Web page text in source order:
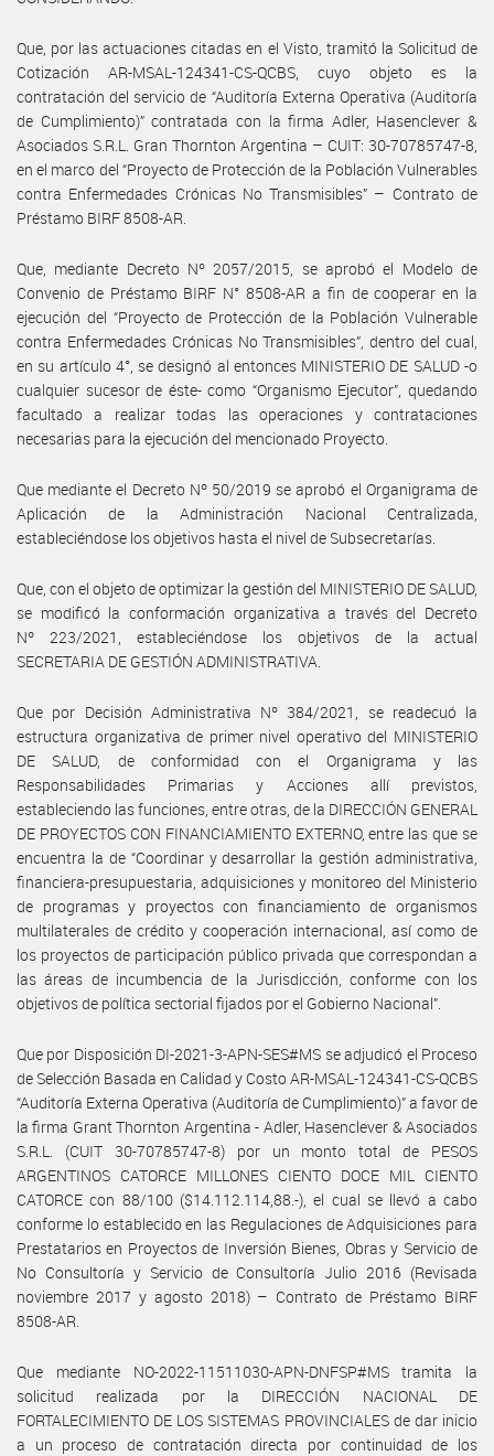
Que, por las actuaciones citadas en el Visto, tramitó la Solicitud de
Cotización AR-MSAL-124341-CS-QCBS, cuyo objeto es la
contratación del servicio de “Auditoría Externa Operativa (Auditoría
de Cumplimiento)” contratada con la firma Adler, Hasenclever &
Asociados S.R.L. Gran Thornton Argentina – CUIT: 30-70785747-8,
en el marco del “Proyecto de Protección de la Población Vulnerables
contra Enfermedades Crónicas No Transmisibles” – Contrato de
Préstamo BIRF 8508-AR.
Que, mediante Decreto Nº 2057/2015, se aprobó el Modelo de
Convenio de Préstamo BIRF N° 8508-AR a fin de cooperar en la
ejecución del “Proyecto de Protección de la Población Vulnerable
contra Enfermedades Crónicas No Transmisibles”, dentro del cual,
en su artículo 4°, se designó al entonces MINISTERIO DE SALUD -o
cualquier sucesor de éste- como “Organismo Ejecutor”, quedando
facultado a realizar todas las operaciones y contrataciones
necesarias para la ejecución del mencionado Proyecto.
Que mediante el Decreto Nº 50/2019 se aprobó el Organigrama de
Aplicación de la Administración Nacional Centralizada,
estableciéndose los objetivos hasta el nivel de Subsecretarías.
Que, con el objeto de optimizar la gestión del MINISTERIO DE SALUD,
se modificó la conformación organizativa a través del Decreto
Nº 223/2021, estableciéndose los objetivos de la actual
SECRETARIA DE GESTIÓN ADMINISTRATIVA.
Que por Decisión Administrativa Nº 384/2021, se readecuó la
estructura organizativa de primer nivel operativo del MINISTERIO
DE SALUD, de conformidad con el Organigrama y las
Responsabilidades Primarias y Acciones allí previstos,
estableciendo las funciones, entre otras, de la DIRECCIÓN GENERAL
DE PROYECTOS CON FINANCIAMIENTO EXTERNO, entre las que se
encuentra la de “Coordinar y desarrollar la gestión administrativa,
financiera-presupuestaria, adquisiciones y monitoreo del Ministerio
de programas y proyectos con financiamiento de organismos
multilaterales de crédito y cooperación internacional, así como de
los proyectos de participación público privada que correspondan a
las áreas de incumbencia de la Jurisdicción, conforme con los
objetivos de política sectorial fijados por el Gobierno Nacional”.
Que por Disposición DI-2021-3-APN-SES#MS se adjudicó el Proceso
de Selección Basada en Calidad y Costo AR-MSAL-124341-CS-QCBS
“Auditoría Externa Operativa (Auditoría de Cumplimiento)” a favor de
la firma Grant Thornton Argentina - Adler, Hasenclever & Asociados
S.R.L. (CUIT 30-70785747-8) por un monto total de PESOS
ARGENTINOS CATORCE MILLONES CIENTO DOCE MIL CIENTO
CATORCE con 88/100 ($14.112.114,88.-), el cual se llevó a cabo
conforme lo establecido en las Regulaciones de Adquisiciones para
Prestatarios en Proyectos de Inversión Bienes, Obras y Servicio de
No Consultoría y Servicio de Consultoría Julio 2016 (Revisada
noviembre 2017 y agosto 2018) – Contrato de Préstamo BIRF
8508-AR.
Que mediante NO-2022-11511030-APN-DNFSP#MS tramita la
solicitud realizada por la DIRECCIÓN NACIONAL DE
FORTALECIMIENTO DE LOS SISTEMAS PROVINCIALES de dar inicio
a un proceso de contratación directa por continuidad de los